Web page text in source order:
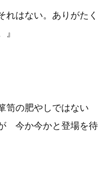
れはない。ありがたく
の肥やしではない
今か今かと登場を待